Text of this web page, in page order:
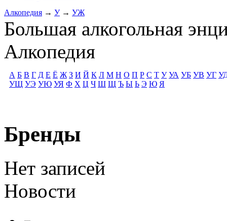
Алкопедия → У→ УЖ
Большая алкогольная
Алкопедия
А Б В Г Д Е Ё Ж З И Й К Л М Н О П Р С Т У УА УБ УВ УГ
УЩ УЭ УЮ УЯ Ф Х Ц Ч Ш Щ Ъ Ы Ь Э Ю Я
Бренды
Нет записей
Новости